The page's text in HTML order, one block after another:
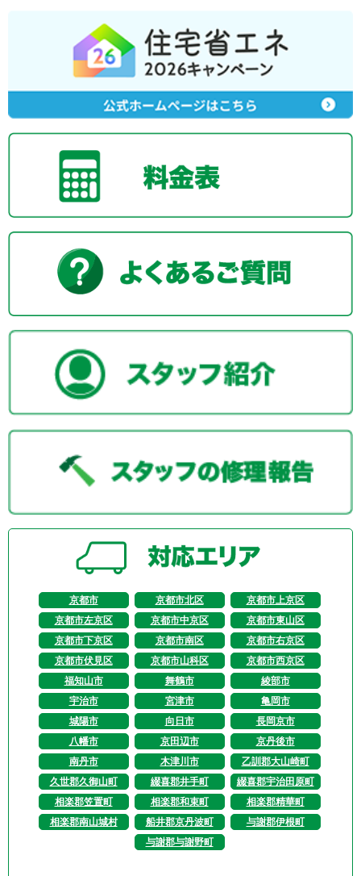
京都市 京都市北区
京都市上京区
京都市左京区
京都市中京区
京都市東山区
京都市下京区
京都市南区
京都市右京区
京都市伏見区
京都市山科区
京都市西京区
福知山市
舞鶴市
綾部市
宇治市
宮津市
亀岡市
城陽市
向日市
長岡京市
八幡市
京田辺市
京丹後市
南丹市
木津川市
乙訓郡大山崎町
久世郡久御山町
綴喜郡井手町
綴喜郡宇治田原町
相楽郡笠置町
相楽郡和束町
相楽郡精華町
相楽郡南山城村
船井郡京丹波町
与謝郡伊根町
与謝郡与謝野町